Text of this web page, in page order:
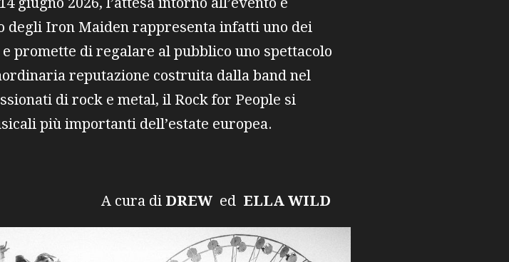
degli Iron Maiden rappresenta infatti uno dei
promette di regalare al pubblico uno spettacolo
reputazione costruita dalla band nel
di rock e metal, il Rock for People si
più importanti dell’estate europea.
di DREW ed ELLA WILD